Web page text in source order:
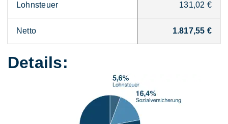
Lohnsteuer 131,02 €
Netto 1.817,55 €
Details: